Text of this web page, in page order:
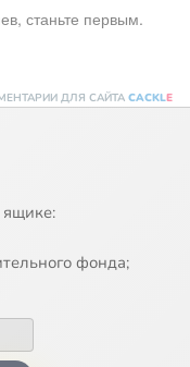
станьте первым.
ДЛЯ САЙТА CACKLE
фонда;